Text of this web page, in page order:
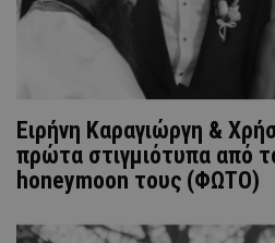
Ειρήνη Καραγιώργη &
πρώτα στιγμιότυπα από
honeymoon τους (ΦΩΤΟ)